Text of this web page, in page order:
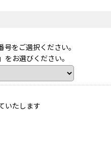
をご選択ください。
お選びください。
いたします